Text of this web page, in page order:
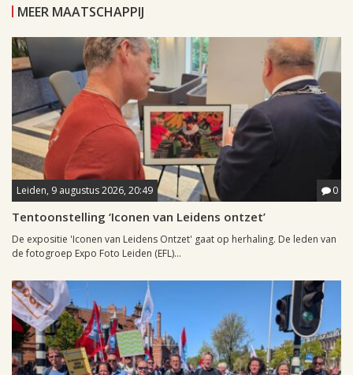
MEER MAATSCHAPPIJ
Leiden, 9 augustus 2026, 20:49 0
Tentoonstelling ‘Iconen van Leidens ontzet’
De expositie 'Iconen van Leidens Ontzet' gaat op herhaling. De leden van
de fotogroep Expo Foto Leiden (EFL)...